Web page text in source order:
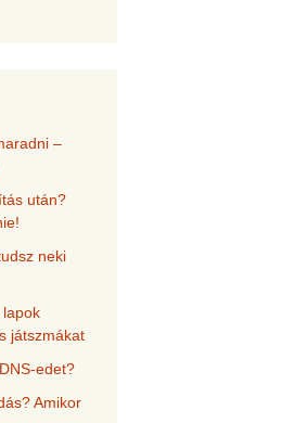
–
után?
neki
lapok
játszmákat
edet?
Amikor